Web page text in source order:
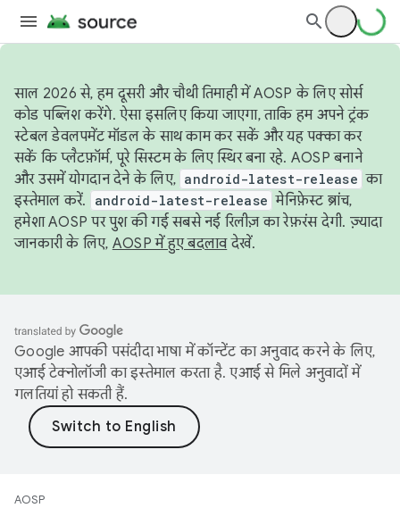
साल 2026 से, हम दूसरी और चौथी तिमाही में AOSP के लिए सोर्स
कोड पब्लिश करेंगे. ऐसा इसलिए किया जाएगा, ताकि हम अपने ट्रंक
स्टेबल डेवलपमेंट मॉडल के साथ काम कर सकें और यह पक्का कर
सकें कि प्लैटफ़ॉर्म, पूरे सिस्टम के लिए स्थिर बना रहे. AOSP बनाने
और उसमें योगदान देने के लिए, android-latest-release का
इस्तेमाल करें.
android-latest-release मेनिफ़ेस्ट ब्रांच,
हमेशा AOSP पर पुश की गई सबसे नई रिलीज़ का रेफ़रंस देगी. ज़्यादा
जानकारी के लिए, AOSP में हुए बदलावदेखें.
Google आपकी पसंदीदा भाषा में कॉन्टेंट का अनुवाद करने के लिए,
एआई टेक्नोलॉजी का इस्तेमाल करता है. एआई से मिले अनुवादों में
गलतियां हो सकती हैं.
AOSP